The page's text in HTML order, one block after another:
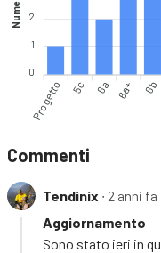
2
1
0
Progetto 5c 6a 6a+ 6b
Commenti
Tendinix ∙ 2 anni fa
Aggiornamento
Sono stato ieri in